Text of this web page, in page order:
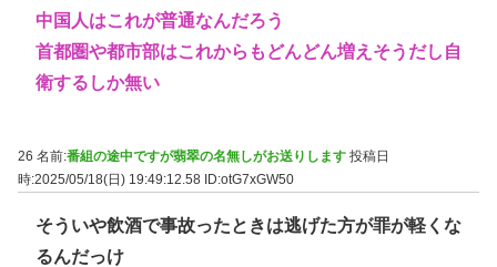
中国人はこれが普通なんだろう
首都圏や都市部はこれからもどんどん増えそうだし自
衛するしか無い
26 名前:番組の途中ですが翡翠の名無しがお送りします 投稿日
時:2025/05/18(日) 19:49:12.58 ID:otG7xGW50
そういや飲酒で事故ったときは逃げた方が罪が軽くな
るんだっけ